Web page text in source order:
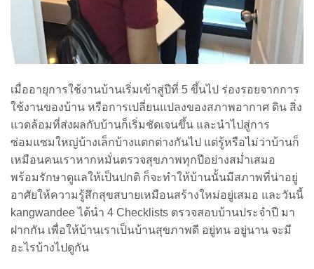
เมื่ออายุการใช้งานบ้านเริ่มเข้าสู่ปีที่ 5 ขึ้นไป ร่องรอยจากการ
ใช้งานของบ้าน หรือการเปลี่ยนแปลงของสภาพอากาศ ดิน สิ่ง
แวดล้อมที่ส่งผลกับบ้านก็เริ่มชัดเจนขึ้น และนำไปสู่การ
ซ่อมแซมใหญ่บ้างเล็กบ้างแตกต่างกันไป แต่รู้หรือไม่ว่าบ้านก็
เหมือนคนเราหากหมั่นตรวจสุขภาพทุกปีอย่างสม่ำเสมอ
พร้อมรักษาดูแลให้เป็นปกติ ก็จะทำให้บ้านนั้นมีสภาพที่น่าอยู่
อาศัยให้ความรู้สึกสุขสบายเหมือนสร้างใหม่อยู่เสมอ และวันนี้
kangwandee ได้นำ 4 Checklists ตรวจสอบบ้านประจำปี มา
ฝากกัน เพื่อให้บ้านเราเป็นบ้านสุขภาพดี อยู่ทน อยู่นาน จะมี
อะไรบ้างไปดูกัน